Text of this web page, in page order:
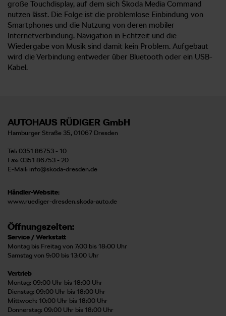
große Touchdisplay, auf dem sich Škoda Media Command
nutzen lässt. Die Folge ist die problemlose Einbindung von
Smartphones und die Nutzung von deren mobiler
Internetverbindung. Navigation in Echtzeit und die
Wiedergabe von Musik sind damit kein Problem. Aufgebaut
wird die Verbindung entweder über Bluetooth oder ein USB-
Kabel.
AUTOHAUS RÜDIGER GmbH
Hamburger Straße 35, 01067 Dresden
Tel: 0351 86753 - 10
Fax: 0351 86753 - 20
E-Mail: info@skoda-dresden.de
Händler-Website:
www.ruediger-dresden.skoda-auto.de
Öffnungszeiten:
Service / Werkstatt
Montag bis Freitag von 7:00 bis 18:00 Uhr
Samstag von 9:00 bis 13:00 Uhr
Vertrieb
Montag: 09:00 Uhr bis 18:00 Uhr
Dienstag: 09:00 Uhr bis 18:00 Uhr
Mittwoch: 10:00 Uhr bis 18:00 Uhr
Donnerstag: 09:00 Uhr bis 18:00 Uhr